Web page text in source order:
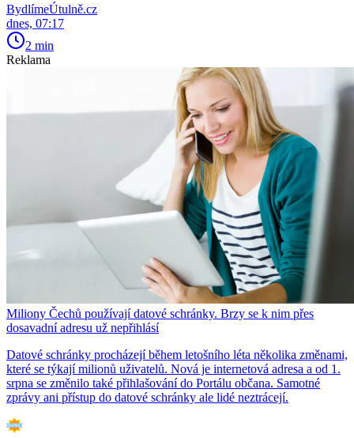
BydlímeÚtulně.cz
dnes, 07:17
2 min
Reklama
Miliony Čechů používají datové schránky. Brzy se k nim přes
dosavadní adresu už nepřihlásí
Datové schránky procházejí během letošního léta několika změnami,
které se týkají milionů uživatelů. Nová je internetová adresa a od 1.
srpna se změnilo také přihlašování do Portálu občana. Samotné
zprávy ani přístup do datové schránky ale lidé neztrácejí.